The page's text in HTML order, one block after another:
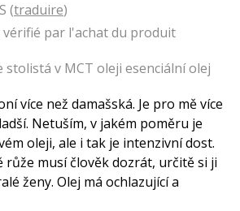
(traduire)
vérifié par l'achat du produit
stolistá v MCT oleji esenciální olej
více než damašská. Je pro mě více
Netuším, v jakém poměru je
oleji, ale i tak je intenzivní dost.
růže musí člověk dozrát, určitě si ji
ženy. Olej má ochlazující a